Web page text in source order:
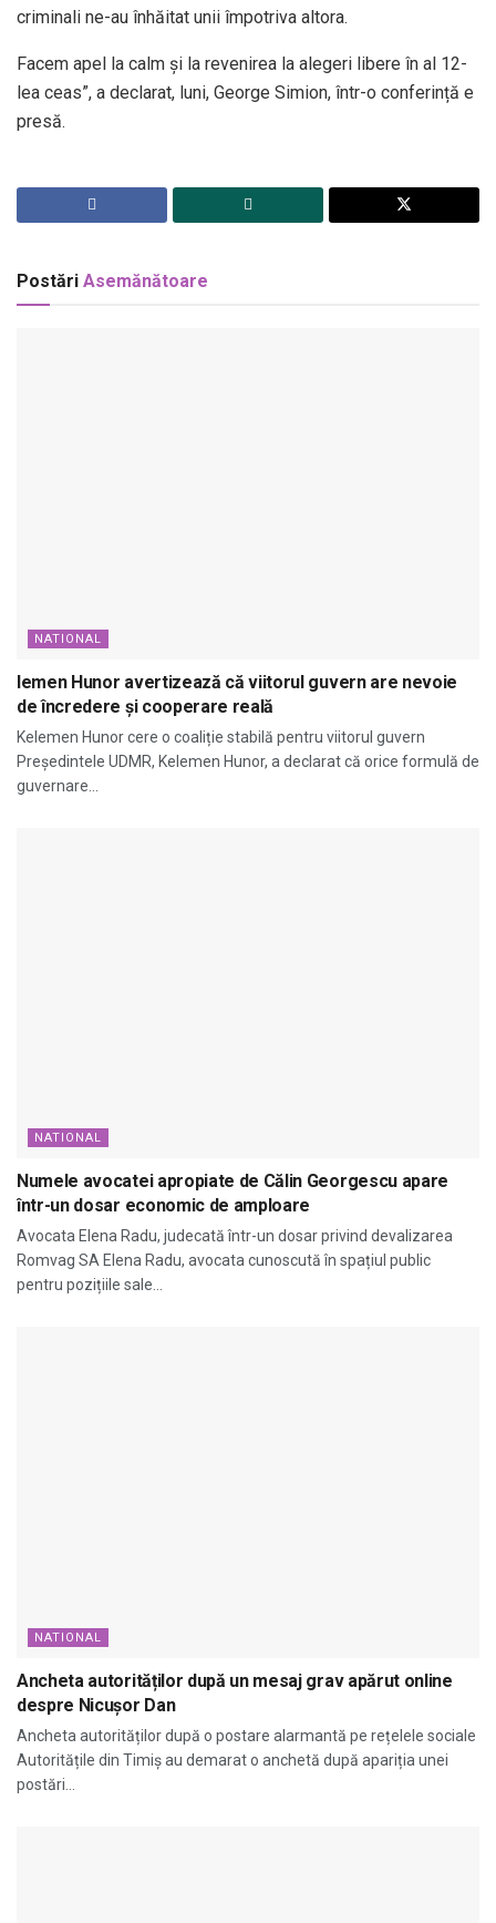
criminali ne-au înhăitat unii împotriva altora.
Facem apel la calm şi la revenirea la alegeri libere în al 12-
lea ceas”, a declarat, luni, George Simion, într-o conferință e
presă.
Postări Asemănătoare
NATIONAL
lemen Hunor avertizează că viitorul guvern are nevoie
de încredere și cooperare reală
Kelemen Hunor cere o coaliție stabilă pentru viitorul guvern
Președintele UDMR, Kelemen Hunor, a declarat că orice formulă de
guvernare...
NATIONAL
Numele avocatei apropiate de Călin Georgescu apare
într-un dosar economic de amploare
Avocata Elena Radu, judecată într-un dosar privind devalizarea
Romvag SA Elena Radu, avocata cunoscută în spațiul public
pentru pozițiile sale...
NATIONAL
Ancheta autorităților după un mesaj grav apărut online
despre Nicușor Dan
Ancheta autorităților după o postare alarmantă pe rețelele sociale
Autoritățile din Timiș au demarat o anchetă după apariția unei
postări...